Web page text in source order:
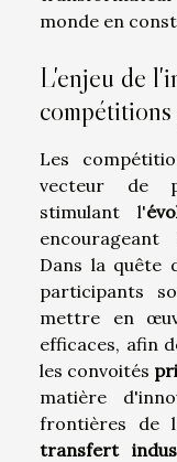
monde en
L'enjeu de
Les
vecteur de
stimulant l'
Dans la quête
participants
mettre en
efficaces, afin
les convoités
matière
frontières de
transfert